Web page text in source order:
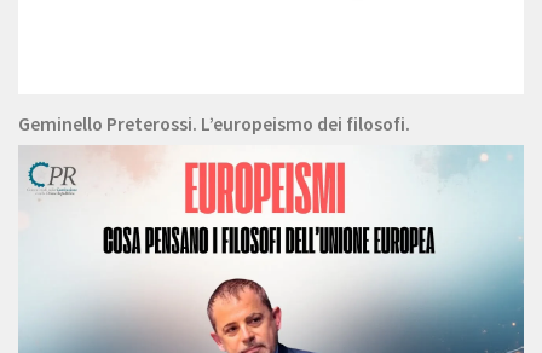
Geminello Preterossi. L’europeismo dei filosofi.